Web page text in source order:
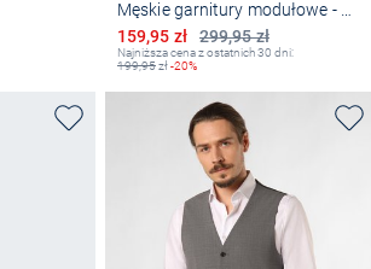
299,95 zł
Obniżona cena
159,95 zł
Najniższa cena z ostatnich 30 dni:
199,95zł-20%